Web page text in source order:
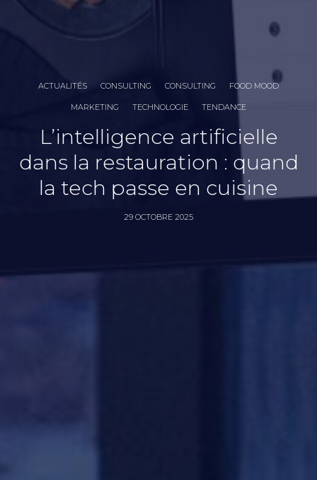
ACTUALITÉS CONSULTING CONSULTING FOOD MOOD
MARKETING TECHNOLOGIE TENDANCE
L’intelligence artificielle
dans la restauration : quand
la tech passe en cuisine
29 OCTOBRE 2025